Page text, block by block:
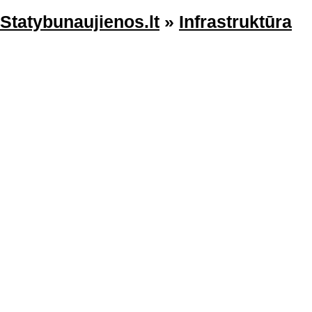
Statybunaujienos.lt » Infrastruktūra